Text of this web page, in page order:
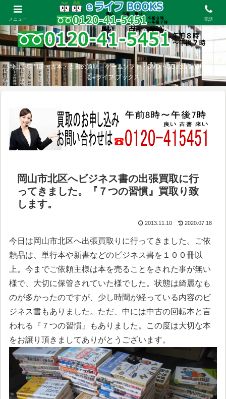
岡山で専門書・古本・古書の買取、ゲームソフト・DVD・CDの出張買取をす
るeライフ ブックス
岡山市北区へビジネス書の出張買取に行
ってきました。『７つの習慣』買取り致
します。
2013.11.10 2020.07.18
今日は岡山市北区へ出張買取りに行ってきました。ご依
頼品は、単行本や新書などのビジネス書を１００冊以
上。今までご依頼主様は本を売ることをされた事が無い
様で、大切に保管されていた様でした。状態は綺麗なも
のが多かったのですが、少し時間が経っている内容のビ
ジネス書もありました。ただ、中には中古の回転本と言
われる『７つの習慣』もありました。この度は大切な本
をお譲り頂きましてありがとうございます。
メニュー 電話